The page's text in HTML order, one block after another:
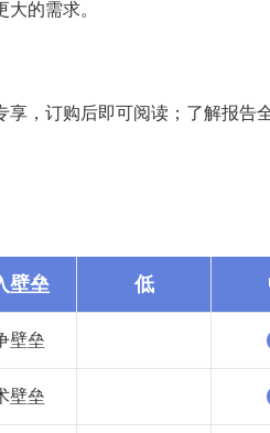
的需求。
享，订购后即可阅读；了解报告
壁垒 低
壁垒
壁垒